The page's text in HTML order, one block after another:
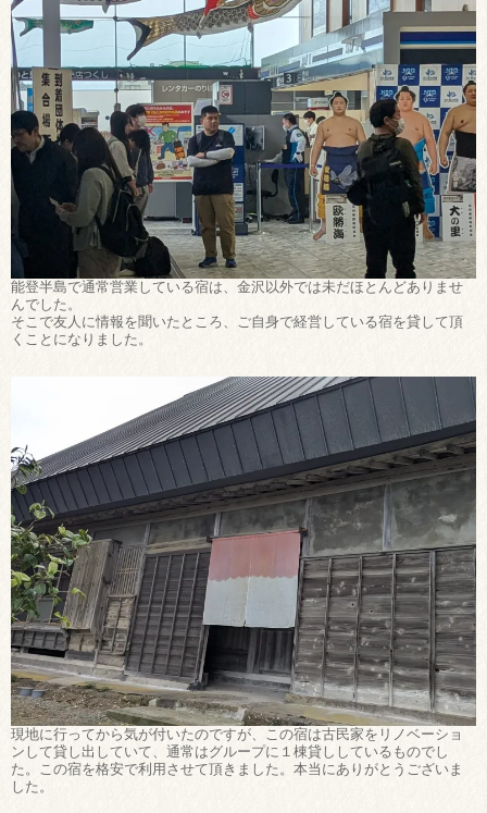
能登半島で通常営業している宿は、金沢以外では未だほとんどありませ
んでした。
そこで友人に情報を聞いたところ、ご自身で経営している宿を貸して頂
くことになりました。
現地に行ってから気が付いたのですが、この宿は古民家をリノベーショ
ンして貸し出していて、通常はグループに１棟貸ししているものでし
た。この宿を格安で利用させて頂きました。本当にありがとうございま
した。